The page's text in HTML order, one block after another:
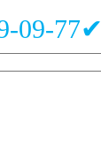
09-77✔